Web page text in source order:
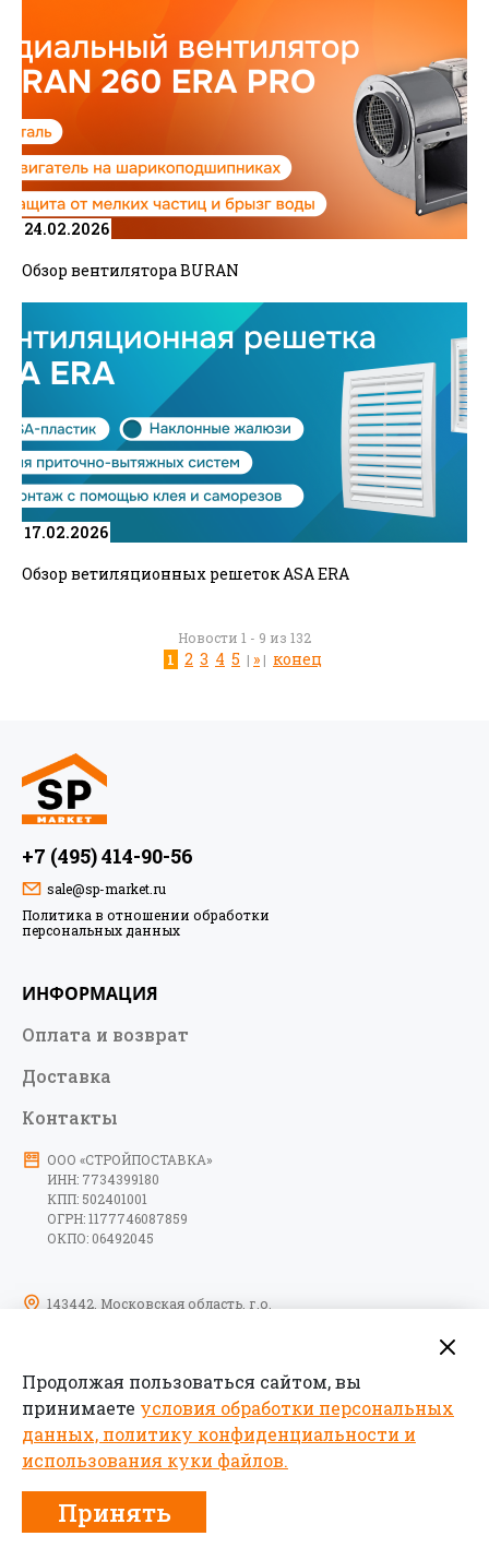
24.02.2026
Обзор вентилятора BURAN
17.02.2026
Обзор ветиляционных решеток ASA ERA
Новости 1 - 9 из 132
1
2 3 4 5 | » | конец
+7 (495) 414-90-56
sale@sp-market.ru
Политика в отношении обработки
персональных данных
ИНФОРМАЦИЯ
Оплата и возврат
Доставка
Контакты
ООО «СТРОЙПОСТАВКА»
ИНН: 7734399180
КПП: 502401001
ОГРН: 1177746087859
ОКПО: 06492045
143442, Московская область, г.о.
09:00-18:00 пн-пт
Продолжая пользоваться сайтом, вы
принимаете условия обработки персональных
данных, политику конфиденциальности и
использования куки файлов.
Принять